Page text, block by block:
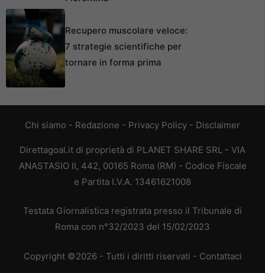
Recupero muscolare veloce:
7 strategie scientifiche per
tornare in forma prima
Chi siamo - Redazione - Privacy Policy - Disclaimer
Direttagoal.it di proprietà di PLANET SHARE SRL - VIA
ANASTASIO II, 442, 00165 Roma (RM) - Codice Fiscale
e Partita I.V.A. 13461621008
Testata Giornalistica registrata presso il Tribunale di
Roma con n°32/2023 del 15/02/2023
Copyright ©2026 - Tutti i diritti riservati - Contattaci